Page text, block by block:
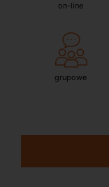
on-line
grupowe